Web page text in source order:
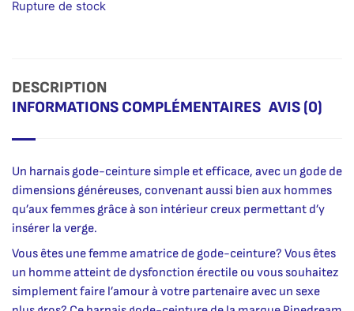
Rupture de stock
DESCRIPTION
INFORMATIONS COMPLÉMENTAIRES AVIS (0)
Un harnais gode-ceinture simple et efficace, avec un gode de
dimensions généreuses, convenant aussi bien aux hommes
qu’aux femmes grâce à son intérieur creux permettant d’y
insérer la verge.
Vous êtes une femme amatrice de gode-ceinture? Vous êtes
un homme atteint de dysfonction érectile ou vous souhaitez
simplement faire l’amour à votre partenaire avec un sexe